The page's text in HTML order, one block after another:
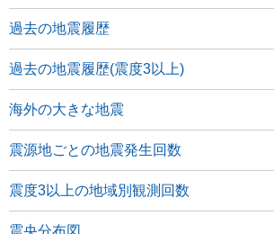
過去の地震履歴
過去の地震履歴(震度3以上)
海外の大きな地震
震源地ごとの地震発生回数
震度3以上の地域別観測回数
震央分布図